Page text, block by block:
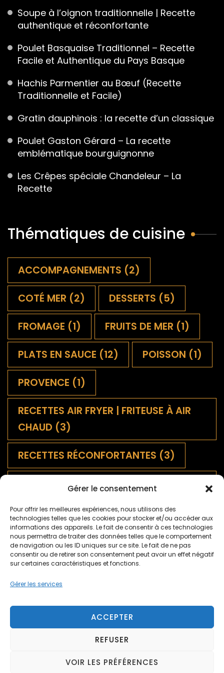
Gérer le consentement
Pour offrir les meilleures expériences, nous utilisons des
technologies telles que les cookies pour stocker et/ou accéder aux
informations des appareils. Le fait de consentir à ces technologies
nous permettra de traiter des données telles que le comportement
de navigation ou les ID uniques sur ce site. Le fait de ne pas
consentir ou de retirer son consentement peut avoir un effet négatif
sur certaines caractéristiques et fonctions.
Gérer les services
ACCEPTER
REFUSER
VOIR LES PRÉFÉRENCES
Soupe à l’oignon traditionnelle | Recette
authentique et réconfortante
Poulet Basquaise Traditionnel – Recette
Facile et Authentique du Pays Basque
Hachis Parmentier au Bœuf (Recette
Traditionnelle et Facile)
Gratin dauphinois : la recette d’un classique
Poulet Gaston Gérard – La recette
emblématique bourguignonne
Les Crêpes spéciale Chandeleur – La
Recette
Thématiques de cuisine
ACCOMPAGNEMENTS (2)
COTÉ MER (2) DESSERTS (5)
FROMAGE (1) FRUITS DE MER (1)
PLATS EN SAUCE (12) POISSON (1)
PROVENCE (1)
RECETTES AIR FRYER | FRITEUSE À AIR
CHAUD (3)
RECETTES RÉCONFORTANTES (3)
SALADES FRANÇAISES
SAUCES(1)
TARTES SALÉES ET QUICHES(5)
TARTES SUCRÉES
Blossom Recipe | Développé parBlossom Themes